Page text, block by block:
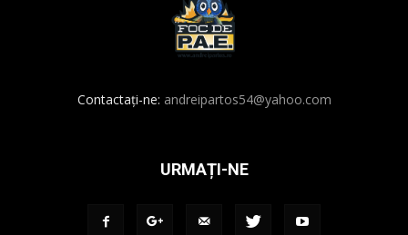
Contactați-ne: andreipartos54@yahoo.com
URMAȚI-NE